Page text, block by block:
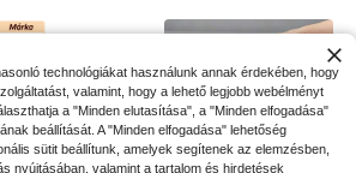
technológiákat használunk annak érdekében, hogy
valamint, hogy a lehető legjobb webélményt
a "Minden elutasítása", a "Minden elfogadása"
beállítását. A "Minden elfogadása" lehetőség
sütit beállítunk, amelyek segítenek az elemzésben,
nyújtásában, valamint a tartalom és hirdetések